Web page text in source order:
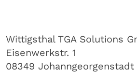
Wittigsthal TGA Solutions
Eisenwerkstr. 1
08349 Johanngeorgenstadt